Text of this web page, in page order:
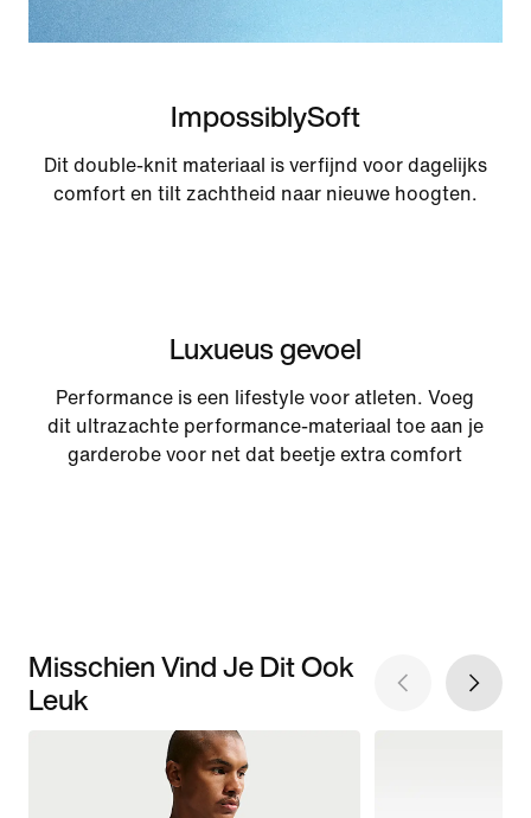
ImpossiblySoft
Dit double-knit materiaal is verfijnd voor dagelijks
comfort en tilt zachtheid naar nieuwe hoogten.
Luxueus gevoel
Performance is een lifestyle voor atleten. Voeg
dit ultrazachte performance-materiaal toe aan je
garderobe voor net dat beetje extra comfort
Misschien Vind Je Dit Ook
Leuk